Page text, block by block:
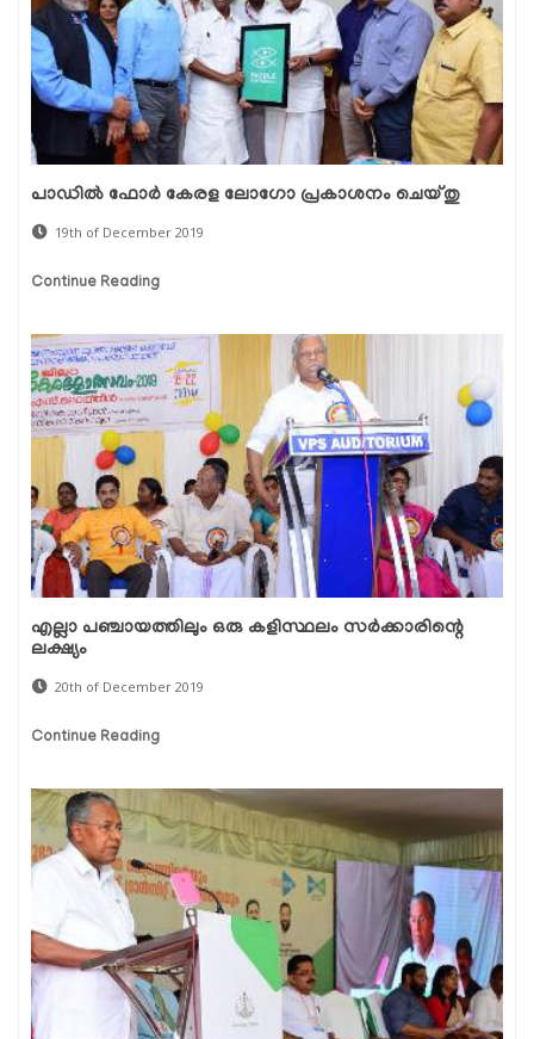
പാഡില്‍ ഫോര്‍ കേരള ലോഗോ പ്രകാശനം ചെയ്തു
19th of December 2019
Continue Reading
എല്ലാ പഞ്ചായത്തിലും ഒരു കളിസ്ഥലം സര്‍ക്കാരിന്റെ
ലക്ഷ്യം
20th of December 2019
Continue Reading